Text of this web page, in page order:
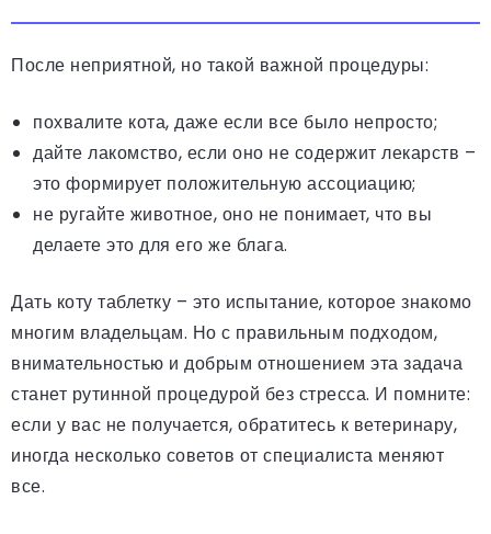
После неприятной, но такой важной процедуры:
похвалите кота, даже если все было непросто;
дайте лакомство, если оно не содержит лекарств –
это формирует положительную ассоциацию;
не ругайте животное, оно не понимает, что вы
делаете это для его же блага.
Дать коту таблетку – это испытание, которое знакомо
многим владельцам. Но с правильным подходом,
внимательностью и добрым отношением эта задача
станет рутинной процедурой без стресса. И помните:
если у вас не получается, обратитесь к ветеринару,
иногда несколько советов от специалиста меняют
все.